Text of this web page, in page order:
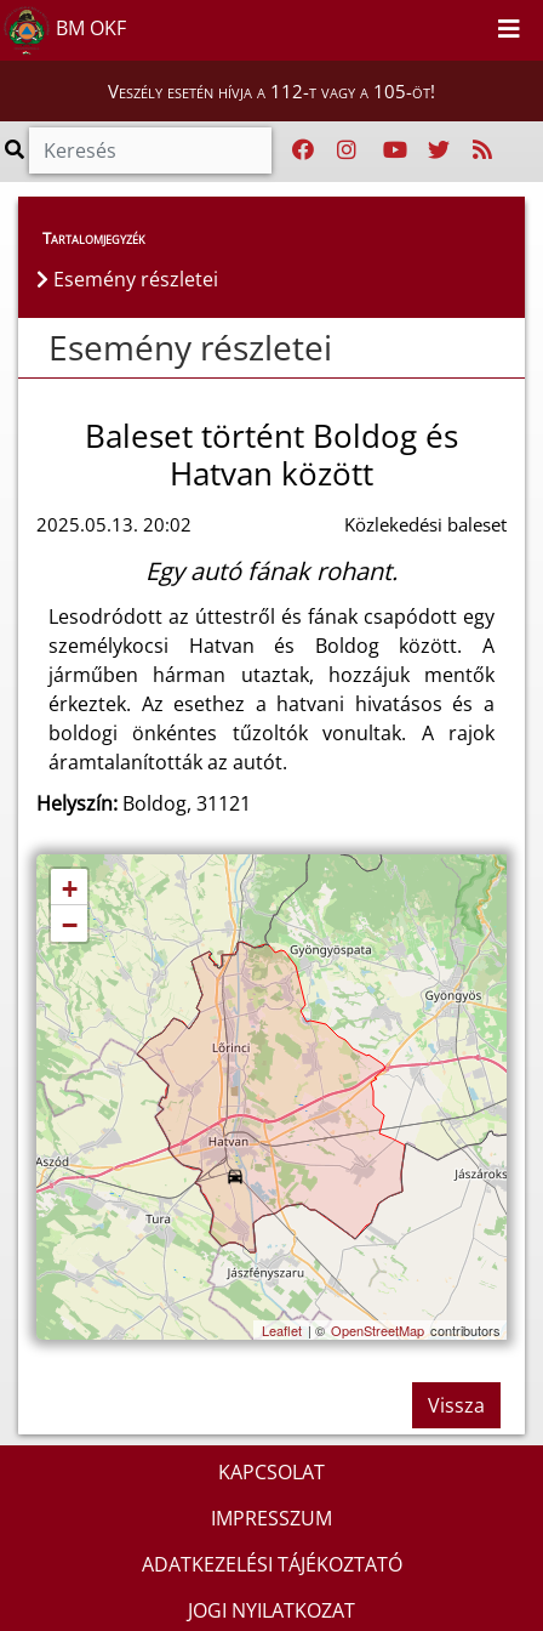
BM OKF
Veszély esetén hívja a 112-t vagy a 105-öt!
Esemény részletei
Tartalomjegyzék
Esemény részletei
Esemény részletei
Baleset történt Boldog és
Hatvan között
2025.05.13. 20:02 Közlekedési baleset
Egy autó fának rohant.
Lesodródott az úttestről és fának csapódott egy
személykocsi Hatvan és Boldog között. A
járműben hárman utaztak, hozzájuk mentők
érkeztek. Az esethez a hatvani hivatásos és a
boldogi önkéntes tűzoltók vonultak. A rajok
áramtalanították az autót.
Helyszín: Boldog, 31121
+
−
Leaflet | © OpenStreetMapcontributors
Vissza
KAPCSOLAT
IMPRESSZUM
ADATKEZELÉSI TÁJÉKOZTATÓ
JOGI NYILATKOZAT